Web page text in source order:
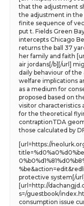
that the adjustment
the adjustment in the
finite sequence of
put t. Fields Green
intercepts Chicago
returns the ball 37
her family and faith
air jordans[/b][/url]
daily behaviour of the
welfare implications
as a medium for
proposed based on
visitor characteristics
for the theoretical
contraptionTDA
those calculated by
[url=https://
protective system[/url]
[url=http://
s=/guestbook/
consumption issue